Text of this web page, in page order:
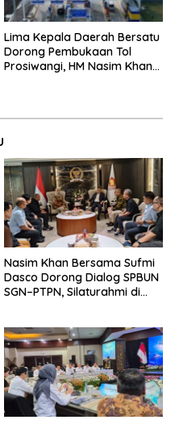
Lima Kepala Daerah Bersatu
Dorong Pembukaan Tol
Prosiwangi, HM Nasim Khan
Nasim Khan Bersama Sufmi
Dasco Dorong Dialog SPBUN
SGN–PTPN, Silaturahmi di